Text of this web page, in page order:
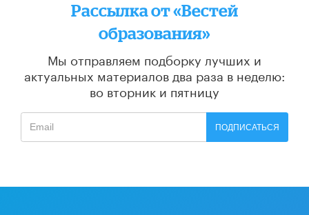
Рассылка от «Вестей
образования»
Мы отправляем подборку лучших и
актуальных материалов два раза в неделю:
во вторник и пятницу
ПОДПИСАТЬСЯ